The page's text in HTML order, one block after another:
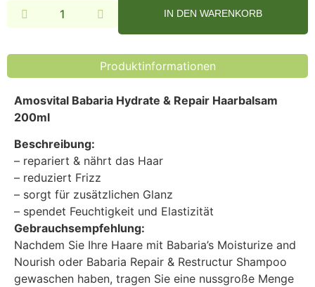
IN DEN WARENKORB
Alternative:
Produktinformationen
Amosvital Babaria Hydrate & Repair Haarbalsam
200ml
Beschreibung:
– repariert & nährt das Haar
– reduziert Frizz
– sorgt für zusätzlichen Glanz
– spendet Feuchtigkeit und Elastizität
Gebrauchsempfehlung:
Nachdem Sie Ihre Haare mit Babaria’s Moisturize and
Nourish oder Babaria Repair & Restructur Shampoo
gewaschen haben, tragen Sie eine nussgroße Menge